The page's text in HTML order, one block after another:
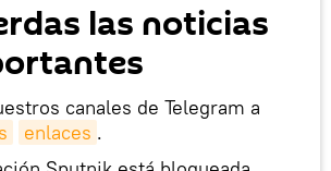
las noticias
canales de Telegram a
enlaces .